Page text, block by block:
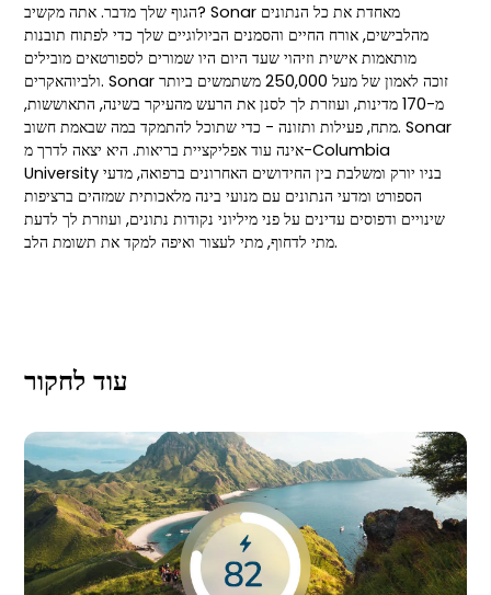
הגוף שלך מדבר. אתה מקשיב? Sonar מאחדת את כל הנתונים
מהלבישים, אורח החיים והסמנים הביולוגיים שלך כדי לפתוח תובנות
מותאמות אישית וזיהוי שעד היום היו שמורים לספורטאים מובילים
ולביוהאקרים. Sonar זוכה לאמון של מעל 250,000 משתמשים ביותר
מ-170 מדינות, ועוזרת לך לסנן את הרעש מהעיקר בשינה, התאוששות,
מתח, פעילות ותזונה - כדי שתוכל להתמקד במה שבאמת חשוב. Sonar
אינה עוד אפליקציית בריאות. היא יצאה לדרך מ-Columbia
University בניו יורק ומשלבת בין החידושים האחרונים ברפואה, מדעי
הספורט ומדעי הנתונים עם מנועי בינה מלאכותית שמזהים ברציפות
שינויים ודפוסים עדינים על פני מיליוני נקודות נתונים, ועוזרת לך לדעת
מתי לדחוף, מתי לעצור ואיפה למקד את תשומת הלב.
עוד לחקור